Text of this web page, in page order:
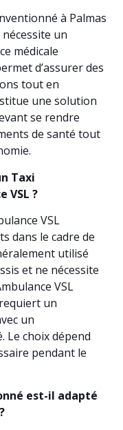
à Palmas
un
médicale
d’assurer des
tout en
une solution
se rendre
de santé tout
Taxi
VSL ?
VSL
dans le cadre de
utilisé
et ne nécessite
VSL
un
un
Le choix dépend
pendant le
est-il adapté